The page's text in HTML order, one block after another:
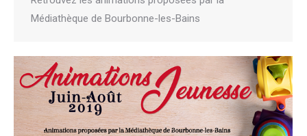
Médiathèque de Bourbonne-les-Bains